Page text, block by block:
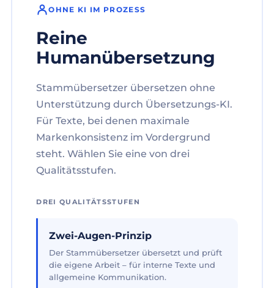
OHNE KI IM PROZESS
Reine
Humanübersetzung
Stammübersetzer übersetzen ohne
Unterstützung durch Übersetzungs-KI.
Für Texte, bei denen maximale
Markenkonsistenz im Vordergrund
steht. Wählen Sie eine von drei
Qualitätsstufen.
DREI QUALITÄTSSTUFEN
Zwei-Augen-Prinzip
Der Stammübersetzer übersetzt und prüft
die eigene Arbeit – für interne Texte und
allgemeine Kommunikation.